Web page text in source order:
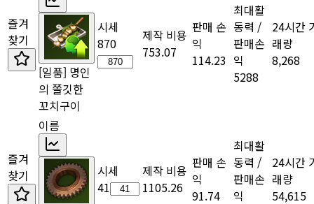
즐겨
찾기
[일품] 명인
의 쫄깃한
꼬치구이
시세
870
제작 비용
753.07
판매 손
익
114.23
최대활
동력 /
판매손
익
5288
24시간
래량
8,268
즐겨
찾기
이름
시세
41
제작 비용
1105.26
판매 손
익
91.74
최대활
동력 /
판매손
익
24시간
래량
54,615